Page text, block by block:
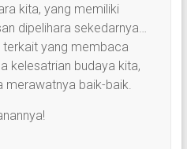
kita, yang memiliki
dipelihara sekedarnya…
yang membaca
kelesatrian budaya kita,
merawatnya baik-baik.